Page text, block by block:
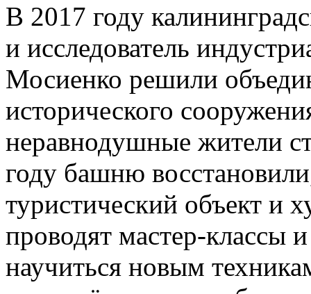
В 2017 году
и исследователь
Мосиенко решили
исторического
неравнодушные жители
году башню
туристический объект и
проводят мастер-классы
научиться новым